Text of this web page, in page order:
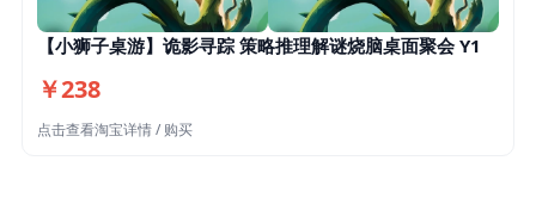
【小狮子桌游】诡影寻踪 策略推理解谜烧脑桌面聚会 Y1
￥238
点击查看淘宝详情 / 购买